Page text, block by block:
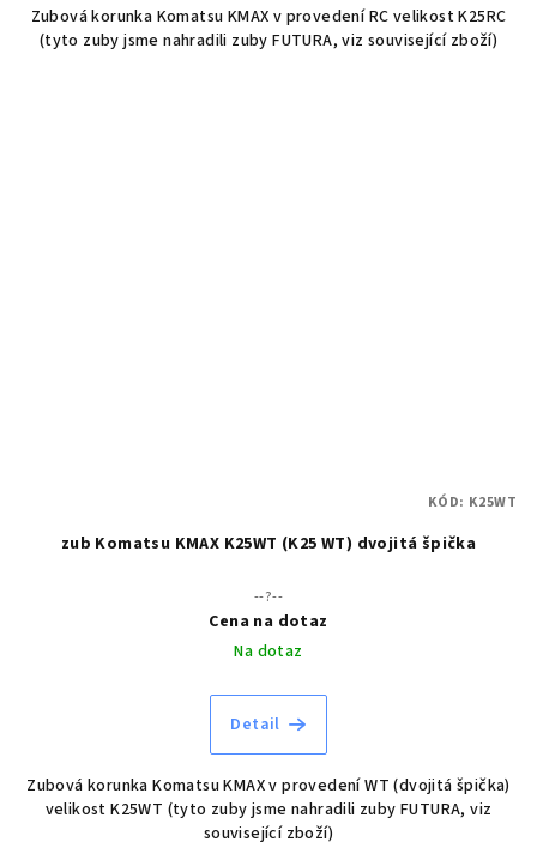
Zubová korunka Komatsu KMAX v provedení RC velikost K25RC
(tyto zuby jsme nahradili zuby FUTURA, viz související zboží)
zub Komatsu KMAX K25WT (K25 WT) dvojitá špička
--?--
Cena na dotaz
Na dotaz
Detail
Zubová korunka Komatsu KMAX v provedení WT (dvojitá špička)
velikost K25WT (tyto zuby jsme nahradili zuby FUTURA, viz
související zboží)
KÓD: K25WT